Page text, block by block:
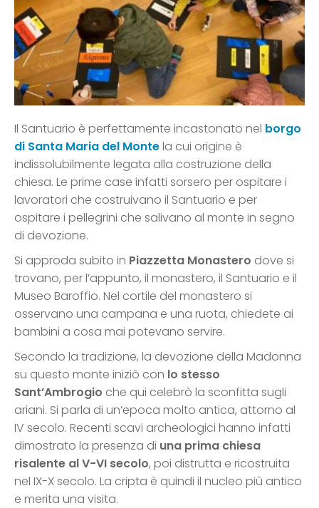
Il Santuario è perfettamente incastonato nel borgo
di Santa Maria del Montela cui origine è
indissolubilmente legata alla costruzione della
chiesa. Le prime case infatti sorsero per ospitare i
lavoratori che costruivano il Santuario e per
ospitare i pellegrini che salivano al monte in segno
di devozione.
Si approda subito in Piazzetta Monastero dove si
trovano, per l’appunto, il monastero, il Santuario e il
Museo Baroffio. Nel cortile del monastero si
osservano una campana e una ruota, chiedete ai
bambini a cosa mai potevano servire.
Secondo la tradizione, la devozione della Madonna
su questo monte iniziò con lo stesso
Sant’Ambrogio che qui celebrò la sconfitta sugli
ariani. Si parla di un’epoca molto antica, attorno al
IV secolo. Recenti scavi archeologici hanno infatti
dimostrato la presenza di una prima chiesa
risalente al V-VI secolo, poi distrutta e ricostruita
nel IX-X secolo. La cripta è quindi il nucleo più antico
e merita una visita.